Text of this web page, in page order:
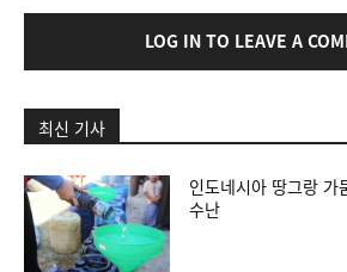
LOG IN TO LEAVE A
최신 기사
인도네시아 땅그랑
수난